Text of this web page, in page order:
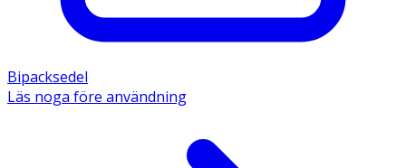
Bipacksedel
Läs noga före användning